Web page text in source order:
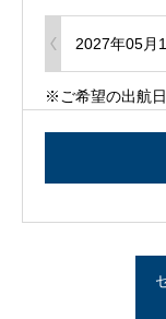
2027年05月
※ご希望の出航